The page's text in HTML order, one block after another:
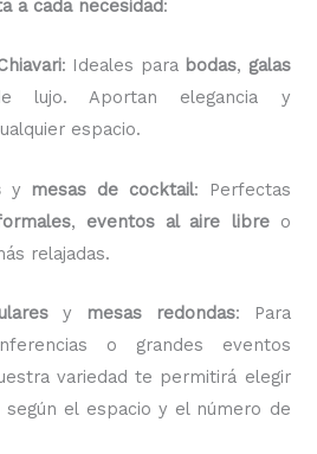
a cada necesidad:
: Ideales para bodas, galas
lujo. Aportan elegancia y
espacio.
y mesas de cocktail: Perfectas
, eventos al aire libreo
relajadas.
y mesas redondas: Para
o grandes eventos
variedad te permitirá elegir
el espacio y el número de